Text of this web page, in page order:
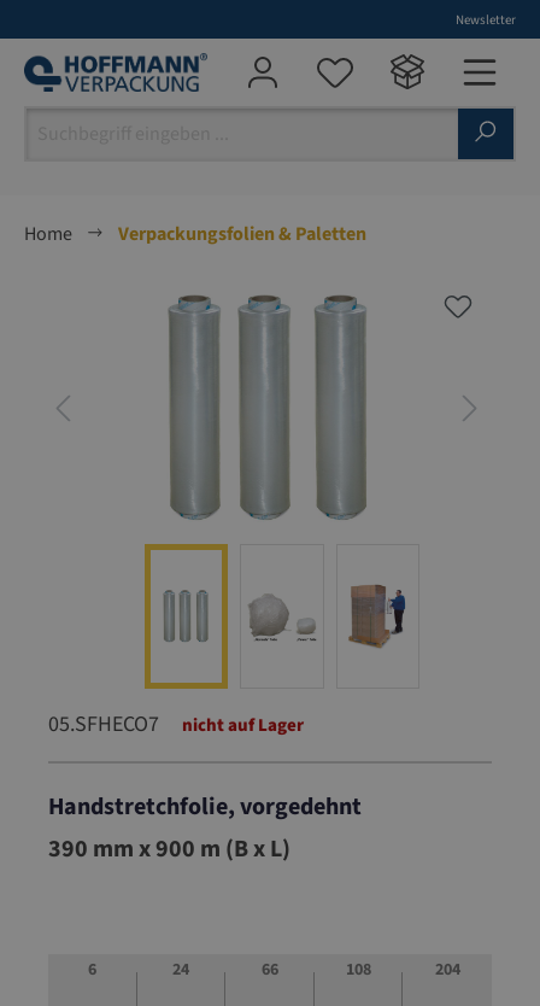
Newsletter
Home
Verpackungsfolien & Paletten
05.SFHECO7 nicht auf Lager
Handstretchfolie, vorgedehnt
05.SFHECO7
390 mm x 900 m (B x L)
6 24 66 108 204